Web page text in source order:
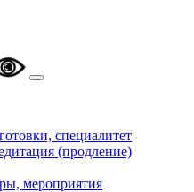
специалитет
(продление)
мероприятия